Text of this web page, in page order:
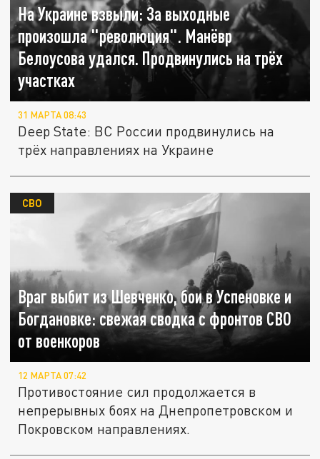
На Украине взвыли: За выходные
произошла "революция". Манёвр
Белоусова удался. Продвинулись на трёх
участках
31 МАРТА 08:43
Deep State: ВС России продвинулись на
трёх направлениях на Украине
Враг выбит из Шевченко, бои в Успеновке и
Богдановке: свежая сводка с фронтов СВО
от военкоров
СВО
12 МАРТА 07:42
Противостояние сил продолжается в
непрерывных боях на Днепропетровском и
Покровском направлениях.
Русская армия взяла Красноармейск в